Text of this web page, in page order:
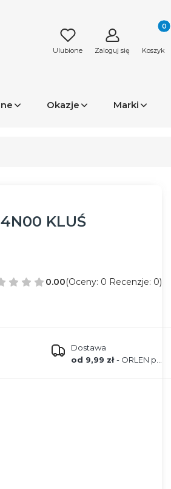
Ulubione Zaloguj się Koszyk
Okazje Marki
KLUŚ
0.00(Oceny: 0 Recenzje: 0)
Dostawa
od 9,99 zł- ORLEN paczka